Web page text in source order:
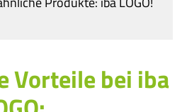
Vorteile bei iba